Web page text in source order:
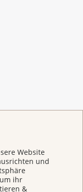
Website
und
ihr
&